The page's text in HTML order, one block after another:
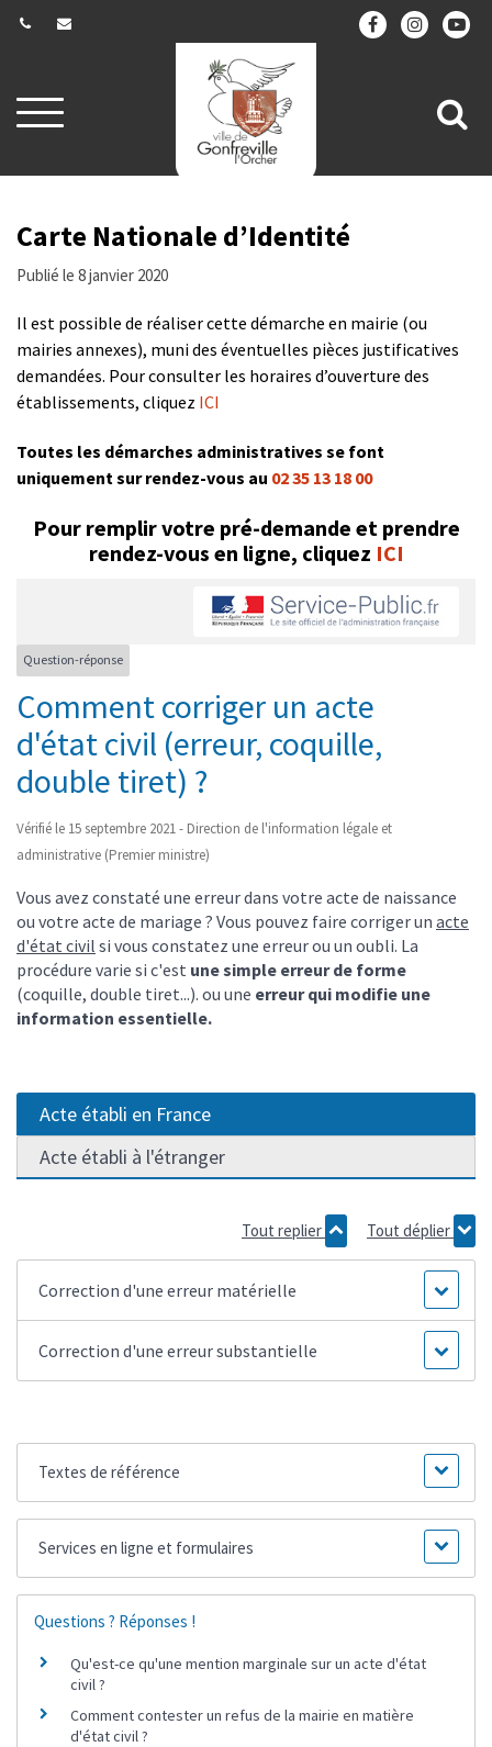
Aller
à
navigation
à
Carte Nationale d’Identité
Publié le 8 janvier 2020
Il est possible de réaliser cette démarche en mairie (ou
mairies annexes), muni des éventuelles pièces justificatives
demandées. Pour consulter les horaires d’ouverture des
établissements, cliquez ICI
Toutes les démarches administratives se font
uniquement sur rendez-vous au 02 35 13 18 00
Pour remplir votre pré-demande et prendre
rendez-vous en ligne, cliquez ICI
Question-réponse
Comment corriger un acte
d'état civil (erreur, coquille,
double tiret) ?
Vérifié le 15 septembre 2021 - Direction de l'information légale et
administrative (Premier ministre)
Vous avez constaté une erreur dans votre acte de naissance
ou votre acte de mariage ? Vous pouvez faire corriger un acte
d'état civil si vous constatez une erreur ou un oubli. La
procédure varie si c'est une simple erreur de forme
(coquille, double tiret...). ou une erreur qui modifie une
information essentielle.
Acte établi en France
Acte établi à l'étranger
Tout replier Tout déplier
Correction d'une erreur matérielle
Correction d'une erreur substantielle
Textes de référence
Services en ligne et formulaires
Questions ? Réponses !
Qu'est-ce qu'une mention marginale sur un acte d'état
civil ?
Comment contester un refus de la mairie en matière
d'état civil ?